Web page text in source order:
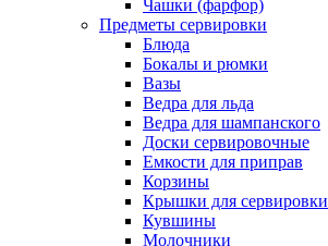
Чашки (фарфор)
Предметы сервировки
Блюда
Бокалы и рюмки
Вазы
Ведра для льда
Ведра для шампанского
Доски сервировочные
Емкости для приправ
Корзины
Крышки для сервировки
Кувшины
Молочники